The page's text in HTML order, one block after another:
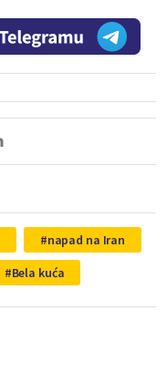
napad na Iran
Bela kuća